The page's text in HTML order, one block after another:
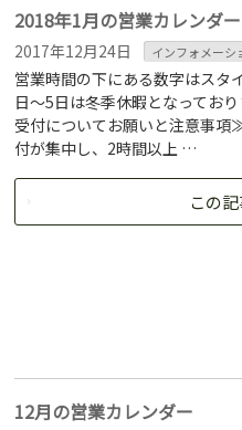
2018年1月の営業カレンダー
2017年12月24日 インフォメーシ
営業時間の下にある数字はスタ
日～5日は冬季休暇となってお
受付についてお願いと注意事
付が集中し、2時間以上 …
この
12月の営業カレンダー